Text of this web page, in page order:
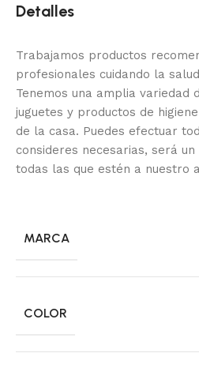
Detalles
Trabajamos productos
profesionales cuidando la
Tenemos una amplia variedad
juguetes y productos de
de la casa. Puedes efectuar
consideres necesarias, será
todas las que estén a nuestro
MARCA
COLOR